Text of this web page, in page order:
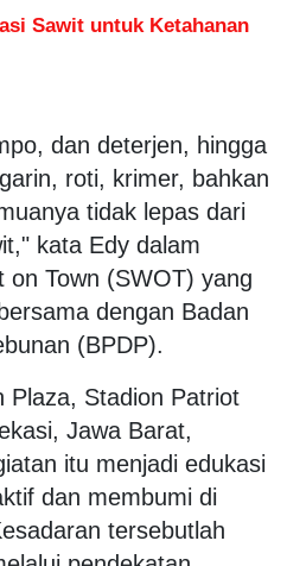
Sawit untuk Ketahanan
dan deterjen, hingga
roti, krimer, bahkan
tidak lepas dari
kata Edy dalam
on Town (SWOT) yang
dengan Badan
(BPDP).
Plaza, Stadion Patriot
Jawa Barat,
itu menjadi edukasi
dan membumi di
tersebutlah